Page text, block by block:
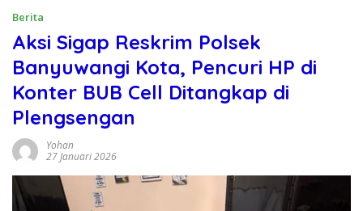
Berita
Aksi Sigap Reskrim Polsek
Banyuwangi Kota, Pencuri HP di
Konter BUB Cell Ditangkap di
Plengsengan
Yohan
27 Januari 2026